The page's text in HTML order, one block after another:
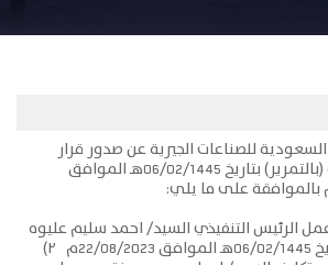
للصناعات الجيرية عن صدور قرار
مجلس الإدارة (بالتمرير) بتاريخ 06/02/1445هـ الموافق
الرئيس التنفيذي السيد/ احمد سليم عليوه
اعتبارًا من تاريخ 06/02/1445هـ الموافق 22/08/2023م ٢)